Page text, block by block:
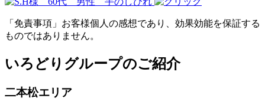
「免責事項」お客様個人の感想であり、効果効能を保証する
ものではありません。
いろどりグループのご紹介
二本松エリア